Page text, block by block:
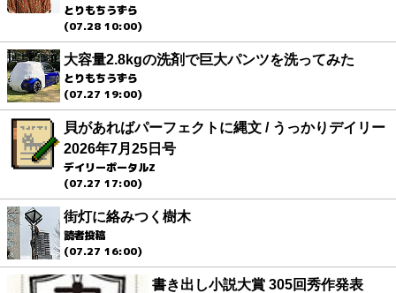
とりもちうずら
(07.28 10:00)
大容量2.8kgの洗剤で巨大パンツを洗ってみた
とりもちうずら
(07.27 19:00)
貝があればパーフェクトに縄文 / うっかりデイリー
2026年7月25日号
デイリーポータルZ
(07.27 17:00)
街灯に絡みつく樹木
読者投稿
(07.27 16:00)
書き出し小説大賞 305回秀作発表